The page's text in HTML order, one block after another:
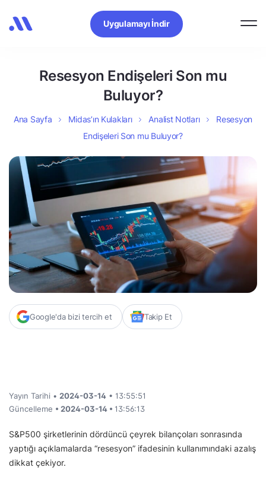
Uygulamayı İndir
Resesyon Endişeleri Son mu
Buluyor?
Ana Sayfa Midas’ın Kulakları Analist Notları
Resesyon
Endişeleri Son mu Buluyor?
Google'da bizi tercih et Takip Et
Yayın Tarihi • 2024-03-14 • 13:55:51
Güncelleme • 2024-03-14 • 13:56:13
S&P500 şirketlerinin dördüncü çeyrek bilançoları sonrasında
yaptığı açıklamalarda “resesyon” ifadesinin kullanımındaki azalış
dikkat çekiyor.